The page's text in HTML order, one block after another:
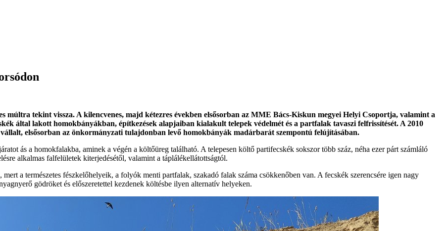
múltra tekint vissza. A kilencvenes, majd kétezres években elsősorban az MME Bács-Kiskun megyei Helyi Csoportja, valamint a
által lakott homokbányákban, építkezések alapjaiban kialakult telepek védelmét és a partfalak tavaszi felfrissítését. A 2010
elsősorban az önkormányzati tulajdonban levő homokbányák madárbarát szempontú felújításában.
ás a homokfalakba, aminek a végén a költőüreg található. A telepesen költő partifecskék sokszor több száz, néha ezer párt számláló
alkalmas falfelületek kiterjedésétől, valamint a táplálékellátottságtól.
a természetes fészkelőhelyeik, a folyók menti partfalak, szakadó falak száma csökkenőben van. A fecskék szerencsére igen nagy
gödröket és előszeretettel kezdenek költésbe ilyen alternatív helyeken.